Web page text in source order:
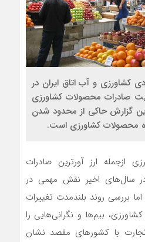
کشاورزی و آب اتاق ایران در
صادرات محصولات کشاورزی
گزارش حاکی از محدود شدن
محصولات کشاورزی است.
ازجمله ارز آورترین صادرات
سال‌های اخیر نقش مهمی در
بررسی روند بلندمدت تغییرات
بیم‌ها و نگرانی‌هایی را
تجارت با کشورهای مقصد نشان